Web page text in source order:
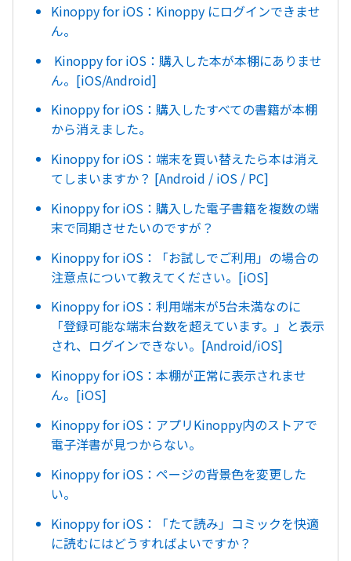
Kinoppy for iOS：Kinoppy にログインできませ
ん。
Kinoppy for iOS：購入した本が本棚にありませ
ん。[iOS/Android]
Kinoppy for iOS：購入したすべての書籍が本棚
から消えました。
Kinoppy for iOS：端末を買い替えたら本は消え
てしまいますか？ [Android / iOS / PC]
Kinoppy for iOS：購入した電子書籍を複数の端
末で同期させたいのですが？
Kinoppy for iOS：「お試しでご利用」の場合の
注意点について教えてください。[iOS]
Kinoppy for iOS：利用端末が5台未満なのに
「登録可能な端末台数を超えています。」と表示
され、ログインできない。[Android/iOS]
Kinoppy for iOS：本棚が正常に表示されませ
ん。[iOS]
Kinoppy for iOS：アプリKinoppy内のストアで
電子洋書が見つからない。
Kinoppy for iOS：ページの背景色を変更した
い。
Kinoppy for iOS：「たて読み」コミックを快適
に読むにはどうすればよいですか？